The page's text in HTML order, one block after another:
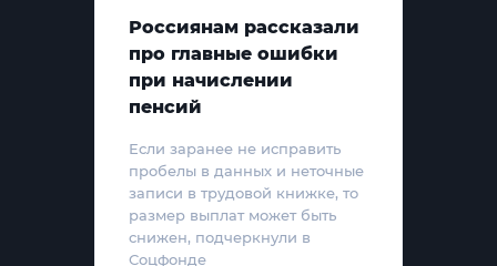
Россиянам рассказали
про главные ошибки
при начислении
пенсий
Если заранее не исправить
пробелы в данных и неточные
записи в трудовой книжке, то
размер выплат может быть
снижен, подчеркнули в
Соцфонде